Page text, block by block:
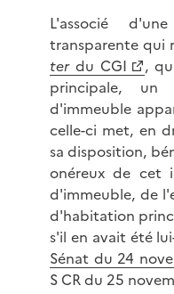
L'associé
transparente qui
ter du CGI
,
principale,
d'immeuble
celle-ci met, en
sa disposition,
onéreux de cet
d'immeuble, de
d'habitation
s'il en avait été
Sénat du 24
S CR du 25